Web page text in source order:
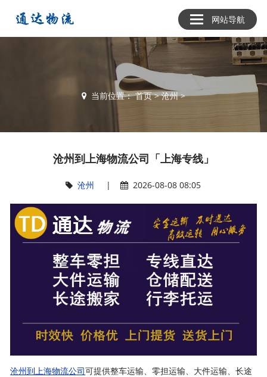
网站导航
当前位置：首页>沧州>
沧州到上海物流公司「上海专线」
沧州 | 2026-08-08 08:05
沧州到上海物流公司可提供整车运输、零担运输、大件运输、长途